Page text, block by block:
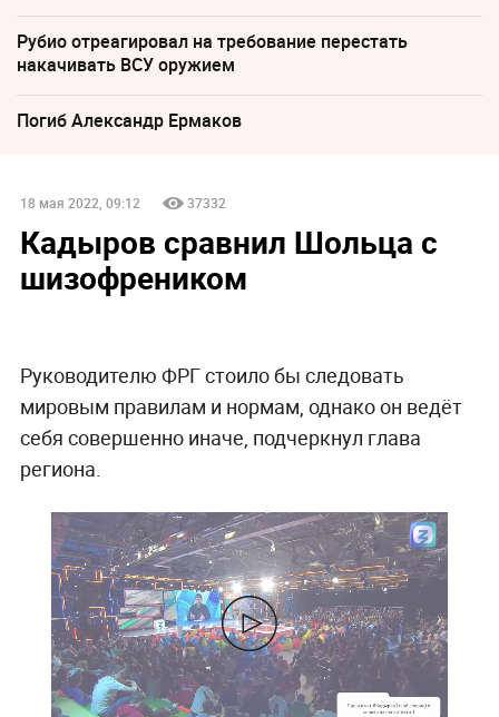
Рубио отреагировал на требование перестать
накачивать ВСУ оружием
Погиб Александр Ермаков
18 мая 2022, 09:12 37332
Кадыров сравнил Шольца с
шизофреником
Руководителю ФРГ стоило бы следовать
мировым правилам и нормам, однако он ведёт
себя совершенно иначе, подчеркнул глава
региона.